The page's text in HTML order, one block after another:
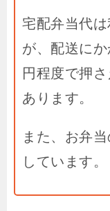
宅配弁当代
が、配送に
円程度で押
あります。
また、お弁
しています。